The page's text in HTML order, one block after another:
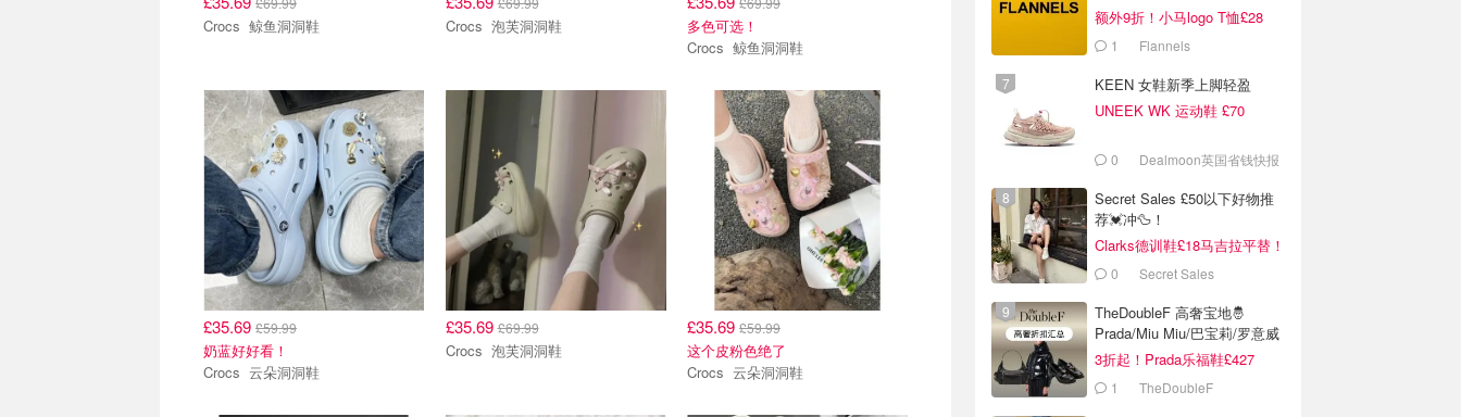
Crocs 鲸鱼洞洞鞋 Crocs 泡芙洞洞鞋
多色可选！
Crocs 鲸鱼洞洞鞋
£35.69 £59.99
奶蓝好好看！
Crocs 云朵洞洞鞋
£35.69£69.99
Crocs 泡芙洞洞鞋
£35.69 £59.99
这个皮粉色绝了
Crocs 云朵洞洞鞋
额外9折！小马logo T恤£28
1 Flannels
KEEN 女鞋新季上脚轻盈
UNEEK WK 运动鞋 £70
0 Dealmoon英国省钱快报
Secret Sales £50以下好物推
荐💓冲🦆！
Clarks德训鞋£18马吉拉平替！
0 Secret Sales
TheDoubleF 高奢宝地🤴
Prada/Miu Miu/巴宝莉/罗意威
3折起！Prada乐福鞋£427
1 TheDoubleF